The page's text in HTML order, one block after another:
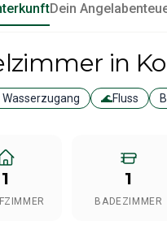
Dein
in
Wasserzugang 🌊Fluss
1 1
BADEZIMMER